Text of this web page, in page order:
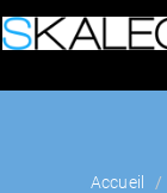
Accueil